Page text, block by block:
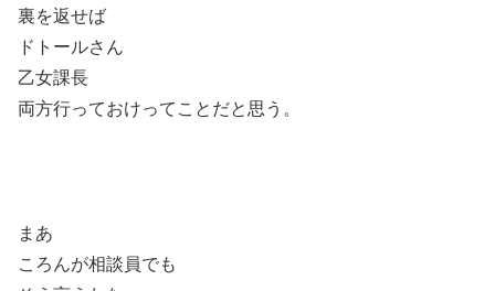
裏を返せば
ドトールさん
乙女課長
両方行っておけってことだと思う。
まあ
ころんが相談員でも